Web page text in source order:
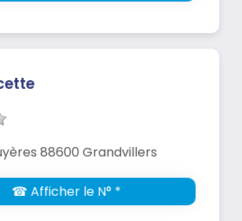
88600 Grandvillers
☎ Afficher le N° *